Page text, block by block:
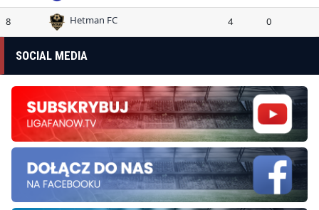
8 Hetman FC 4 0
SOCIAL MEDIA